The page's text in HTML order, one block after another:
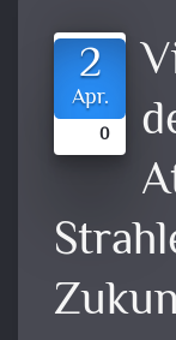
2
Apr.
0